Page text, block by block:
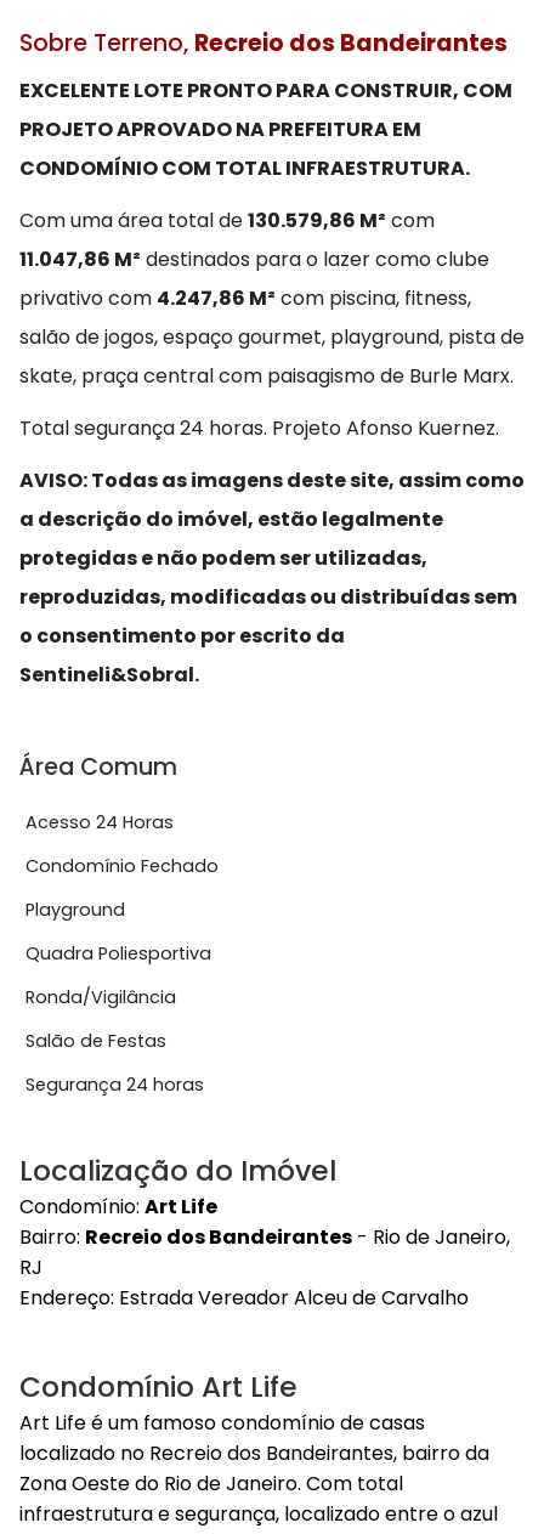
Sobre Terreno, Recreio dos Bandeirantes
EXCELENTE LOTE PRONTO PARA CONSTRUIR, COM
PROJETO APROVADO NA PREFEITURA EM
CONDOMÍNIO COM TOTAL INFRAESTRUTURA.
Com uma área total de130.579,86 M² com
11.047,86 M² destinados para o lazer como clube
privativo com 4.247,86 M² com piscina, fitness,
salão de jogos, espaço gourmet, playground, pista de
skate, praça central com paisagismo de Burle Marx.
Total segurança 24 horas. Projeto Afonso Kuernez.
AVISO: Todas as imagens deste site, assim como
a descrição do imóvel, estão legalmente
protegidas e não podem ser utilizadas,
reproduzidas, modificadas ou distribuídas sem
o consentimento por escrito da
Sentineli&Sobral.
Área Comum
Acesso 24 Horas
Condomínio Fechado
Playground
Quadra Poliesportiva
Ronda/Vigilância
Salão de Festas
Segurança 24 horas
Localização do Imóvel
Condomínio: Art Life
Bairro: Recreio dos Bandeirantes - Rio de Janeiro,
RJ
Endereço: Estrada Vereador Alceu de Carvalho
Condomínio Art Life
Art Life é um famoso condomínio de casas
localizado no Recreio dos Bandeirantes, bairro da
Zona Oeste do Rio de Janeiro. Com total
infraestrutura e segurança, localizado entre o azul